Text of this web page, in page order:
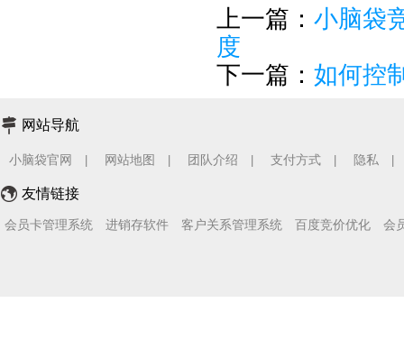
上一篇： 小脑袋
度
下一篇： 如何控
网站导航
小脑袋官网 网站地图 团队介绍 支付方式 隐私
友情链接
会员卡管理系统 进销存软件 客户关系管理系统 百度竞价优化 会